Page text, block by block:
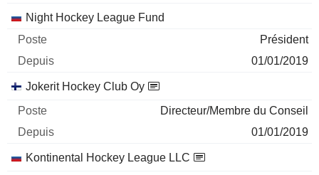
Night Hockey League Fund
Président
01/01/2019
Jokerit Hockey Club Oy
Directeur/Membre du Conseil
01/01/2019
Kontinental Hockey League LLC